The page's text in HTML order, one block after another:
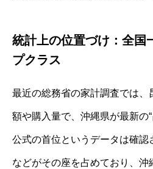
統計上の位置づけ：全国
プクラス
最近の総務省の家計調査では、
額や購入量で、沖縄県が最新の
公式の首位というデータは確認
などがその座を占めており、沖